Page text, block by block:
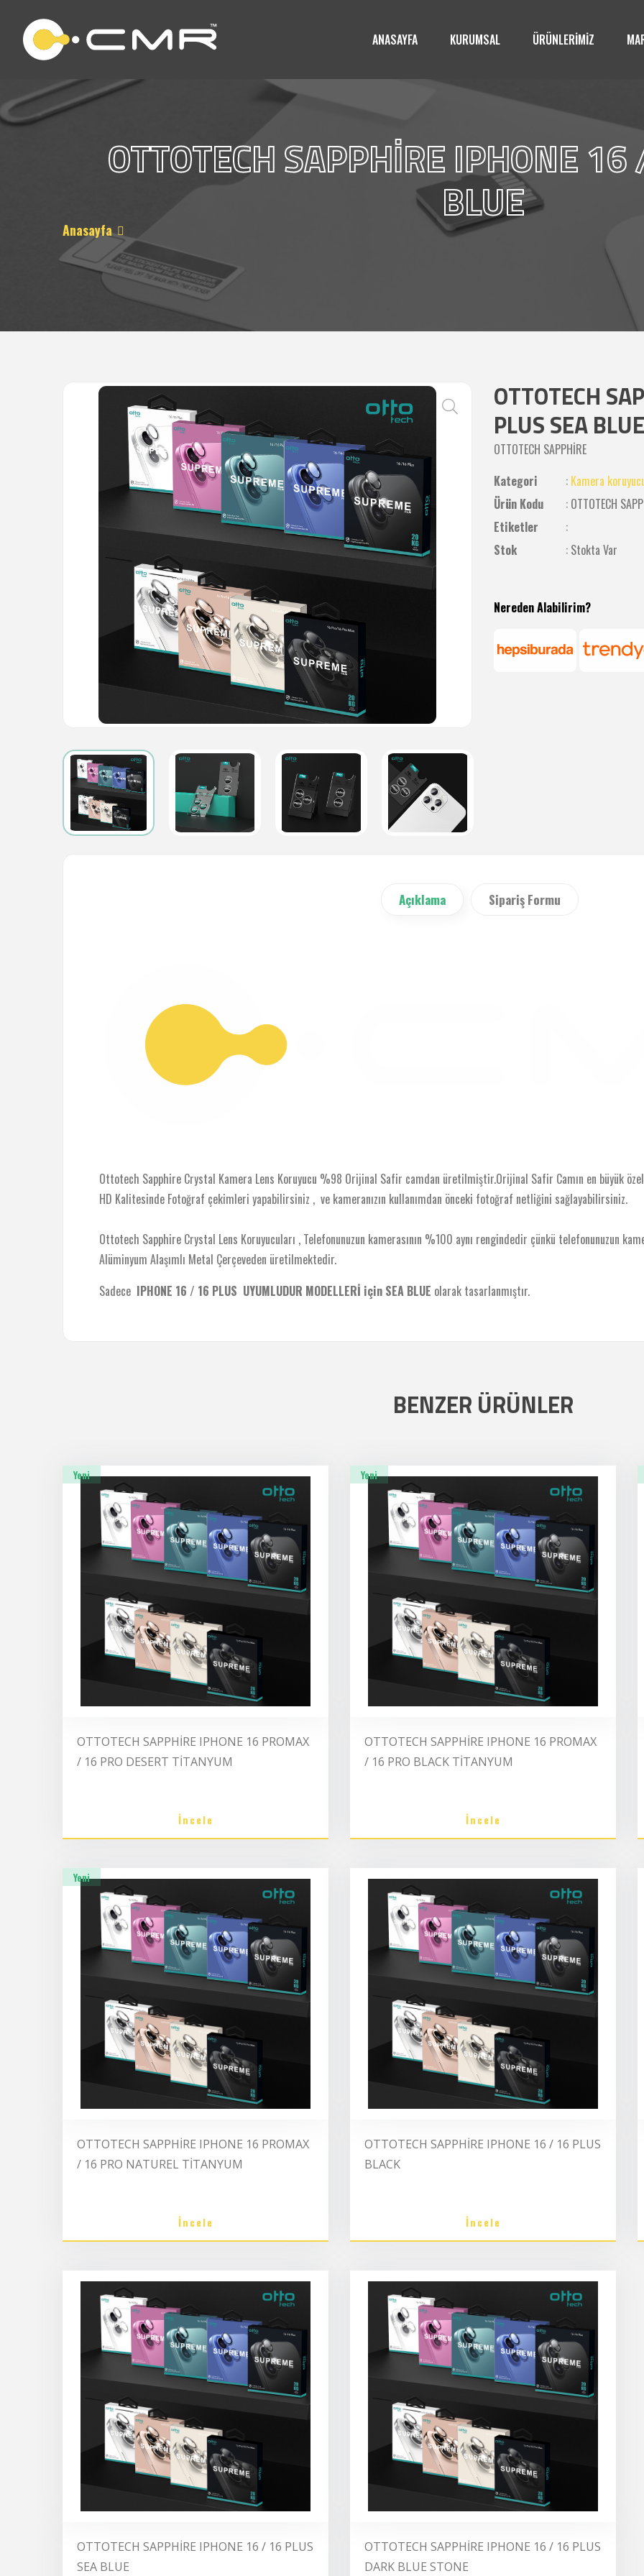
ANASAYFA KURUMSAL ÜRÜNLERİMİZ
OTTOTECH SAPPHİRE IPHONE
BLUE
Anasayfa
OTTOTECH
PLUS SEA BLUE
OTTOTECH SAPPHİRE
Kategori
: Kamera
Ürün Kodu
: OTTOTECH
Etiketler
:
Stok
: Stokta Var
Nereden Alabilirim?
Açıklama Sipariş Formu
Ottotech Sapphire Crystal Kamera Lens Koruyucu %98 Orijinal Safir camdan üretilmiştir.Orijinal Safir Camın en büyük
HD Kalitesinde Fotoğraf çekimleri yapabilirsiniz , ve kameranızın kullanımdan önceki fotoğraf netliğini sağlayabilirsiniz.
Ottotech Sapphire Crystal Lens Koruyucuları , Telefonunuzun kamerasının %100 aynı rengindedir çünkü telefonunuzun
Alüminyum Alaşımlı Metal Çerçeveden üretilmektedir.
Sadece IPHONE 16 / 16 PLUS UYUMLUDUR MODELLERİ için SEA BLUE olarak tasarlanmıştır.
BENZER ÜRÜNLER
Yeni
OTTOTECH SAPPHİRE IPHONE 16 PROMAX
/ 16 PRO DESERT TİTANYUM
İncele
Yeni
OTTOTECH SAPPHİRE IPHONE 16 PROMAX
/ 16 PRO BLACK TİTANYUM
İncele
Yeni
OTTOTECH SAPPHİRE IPHONE 16 PROMAX
/ 16 PRO NATUREL TİTANYUM
İncele
OTTOTECH SAPPHİRE IPHONE 16 / 16 PLUS
BLACK
İncele
OTTOTECH SAPPHİRE IPHONE 16 / 16 PLUS
SEA BLUE
OTTOTECH SAPPHİRE IPHONE 16 / 16 PLUS
DARK BLUE STONE